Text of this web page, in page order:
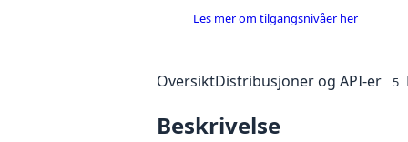
Les mer om tilgangsnivåer her
OversiktDistribusjoner og API-er 5
Beskrivelse